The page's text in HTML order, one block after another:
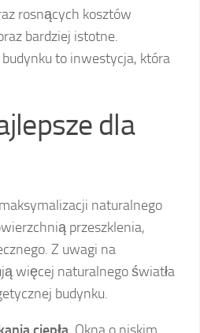
rosnących kosztów
bardziej istotne.
to inwestycja, która
dla
naturalnego
przeszklenia,
Z uwagi na
więcej naturalnego światła
budynku.